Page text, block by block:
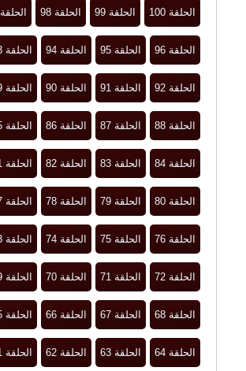
الحلقة 100 الحلقة 99 الحلقة 98 الحلقة 97
الحلقة 96 الحلقة 95 الحلقة 94 الحلقة 93
الحلقة 92 الحلقة 91 الحلقة 90 الحلقة 89
الحلقة 88 الحلقة 87 الحلقة 86 الحلقة 85
الحلقة 84 الحلقة 83 الحلقة 82 الحلقة 81
الحلقة 80 الحلقة 79 الحلقة 78 الحلقة 77
الحلقة 76 الحلقة 75 الحلقة 74 الحلقة 73
الحلقة 72 الحلقة 71 الحلقة 70 الحلقة 69
الحلقة 68 الحلقة 67 الحلقة 66 الحلقة 65
الحلقة 64 الحلقة 63 الحلقة 62 الحلقة 61